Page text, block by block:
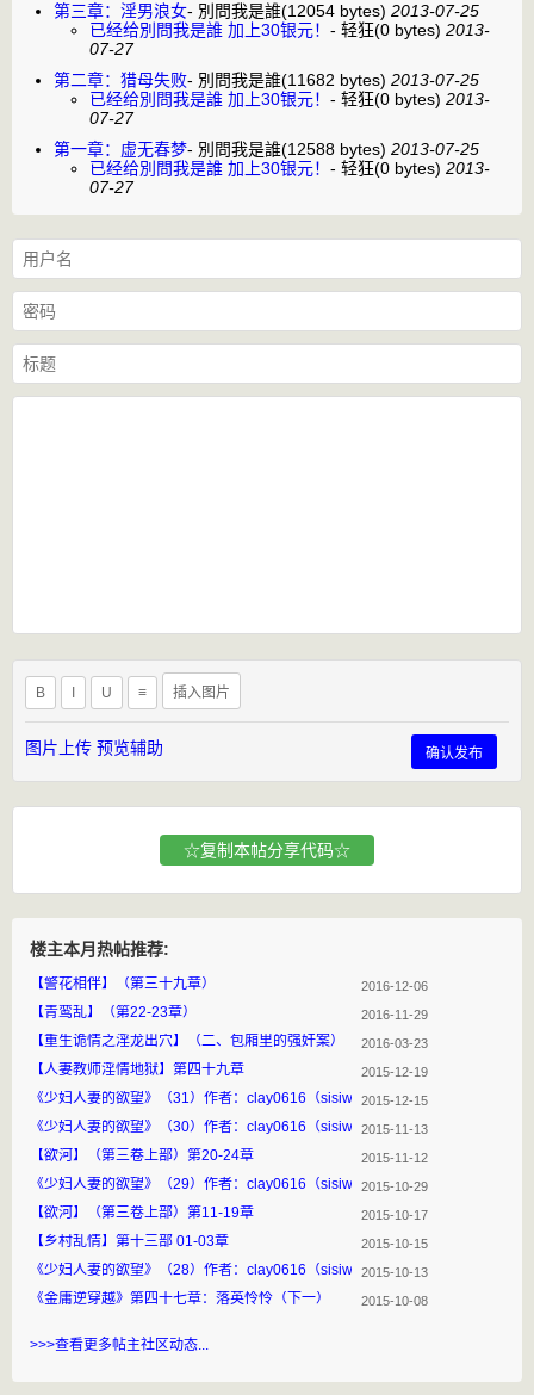
第三章：淫男浪女- 別問我是誰(12054 bytes) 2013-07-25
已经给別問我是誰 加上30银元！ - 轻狂(0 bytes) 2013-
07-27
第二章：猎母失败- 別問我是誰(11682 bytes) 2013-07-25
已经给別問我是誰 加上30银元！ - 轻狂(0 bytes) 2013-
07-27
第一章：虚无春梦- 別問我是誰(12588 bytes) 2013-07-25
已经给別問我是誰 加上30银元！ - 轻狂(0 bytes) 2013-
07-27
B U ≡ 插入图片
图片上传 预览辅助 确认发布
☆复制本帖分享代码☆
楼主本月热帖推荐:
【警花相伴】（第三十九章） 2016-12-06
【青鸾乱】（第22-23章） 2016-11-29
【重生诡情之淫龙出穴】（二、包厢里的强奸案） 2016-03-23
【人妻教师淫情地狱】第四十九章 2015-12-19
《少妇人妻的欲望》（31）作者：clay0616（sisiwave）2015-12-15
《少妇人妻的欲望》（30）作者：clay0616（sisiwave）2015-11-13
【欲河】（第三卷上部）第20-24章 2015-11-12
《少妇人妻的欲望》（29）作者：clay0616（sisiwave）2015-10-29
【欲河】（第三卷上部）第11-19章 2015-10-17
【乡村乱情】第十三部 01-03章 2015-10-15
《少妇人妻的欲望》（28）作者：clay0616（sisiwave）2015-10-13
《金庸逆穿越》第四十七章：落英怜怜（下一） 2015-10-08
>>>查看更多帖主社区动态...